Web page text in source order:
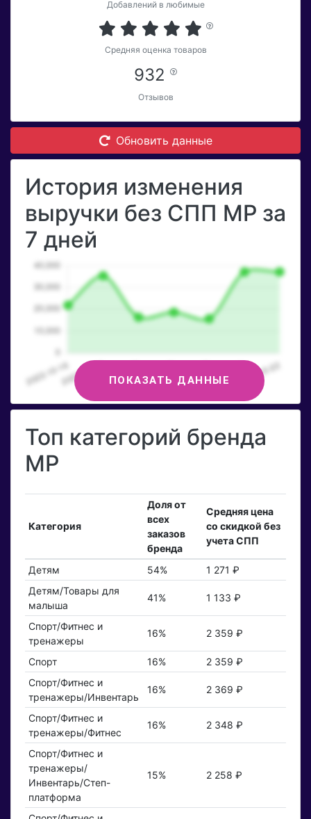
Добавлений в любимые
Средняя оценка товаров
932
Отзывов
Обновить данные
История изменения
выручки без СПП MP за
7 дней
ПОКАЗАТЬ ДАННЫЕ
Топ категорий бренда
MP
Категория
Доля от
всех
заказов
бренда
Средняя цена
со скидкой без
учета СПП
Детям 54%
1 271 ₽
Детям/Товары для
малыша
41% 1 133 ₽
Спорт/Фитнес и
тренажеры
16% 2 359 ₽
Спорт 16%
2 359 ₽
Спорт/Фитнес и
тренажеры/Инвентарь
16% 2 369 ₽
Спорт/Фитнес и
тренажеры/Фитнес
16% 2 348 ₽
Спорт/Фитнес и
тренажеры/
Инвентарь/Степ-
платформа
15% 2 258 ₽